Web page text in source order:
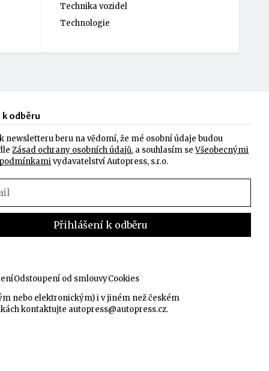
Technika vozidel
Technologie
odběru
newsletteru beru na vědomí, že mé osobní údaje budou
Zásad ochrany osobních údajů, a souhlasím seVšeobecnými
vydavatelství Autopress, s.r.o.
Odstoupení od smlouvyCookies
nebo elektronickým) i v jiném než českém
kontaktujte autopress@autopress.cz.